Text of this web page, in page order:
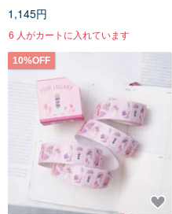
1,145円
6 人がカートに入れています
10%OFF